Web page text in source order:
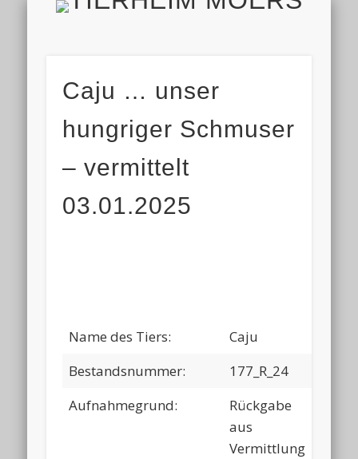
HOME
AKTUELL
ALLE TIERE
HELFEN
TIERHEIM & VEREIN
VIELEN DANK!
IMPRESSUM & DATENSCHUTZ
FINDEFIX
Caju … unser
hungriger Schmuser
– vermittelt
03.01.2025
Name des Tiers:
Caju
Bestandsnummer:
177_R_24
Aufnahmegrund:
Rückgabe
aus
Vermittlung